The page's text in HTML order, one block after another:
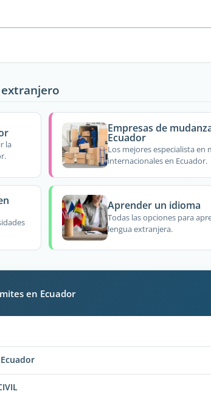
la
Empresas de
Ecuador
Los mejores especialista en
internacionales en Ecuador.
Aprender un idioma
Todas las opciones para
lengua extranjera.
en Ecuador